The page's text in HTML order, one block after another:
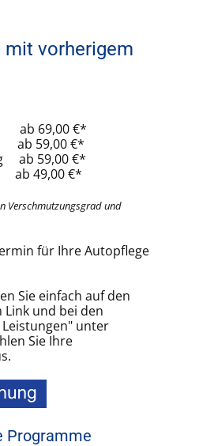
vorherigem
ab 69,00 €*
59,00 €*
ab 59,00 €*
49,00 €*
Verschmutzungsgrad und
für Ihre Autopflege
Sie einfach auf den
und bei den
unter
Sie Ihre
Programme